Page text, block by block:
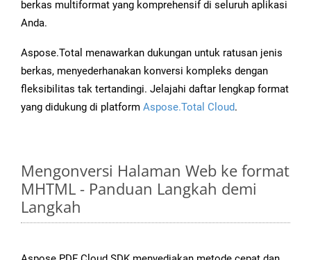
berkas multiformat yang komprehensif di seluruh aplikasi
Anda.
Aspose.Total menawarkan dukungan untuk ratusan jenis
berkas, menyederhanakan konversi kompleks dengan
fleksibilitas tak tertandingi. Jelajahi daftar lengkap format
yang didukung di platform Aspose.Total Cloud.
Mengonversi Halaman Web ke format
MHTML - Panduan Langkah demi
Langkah